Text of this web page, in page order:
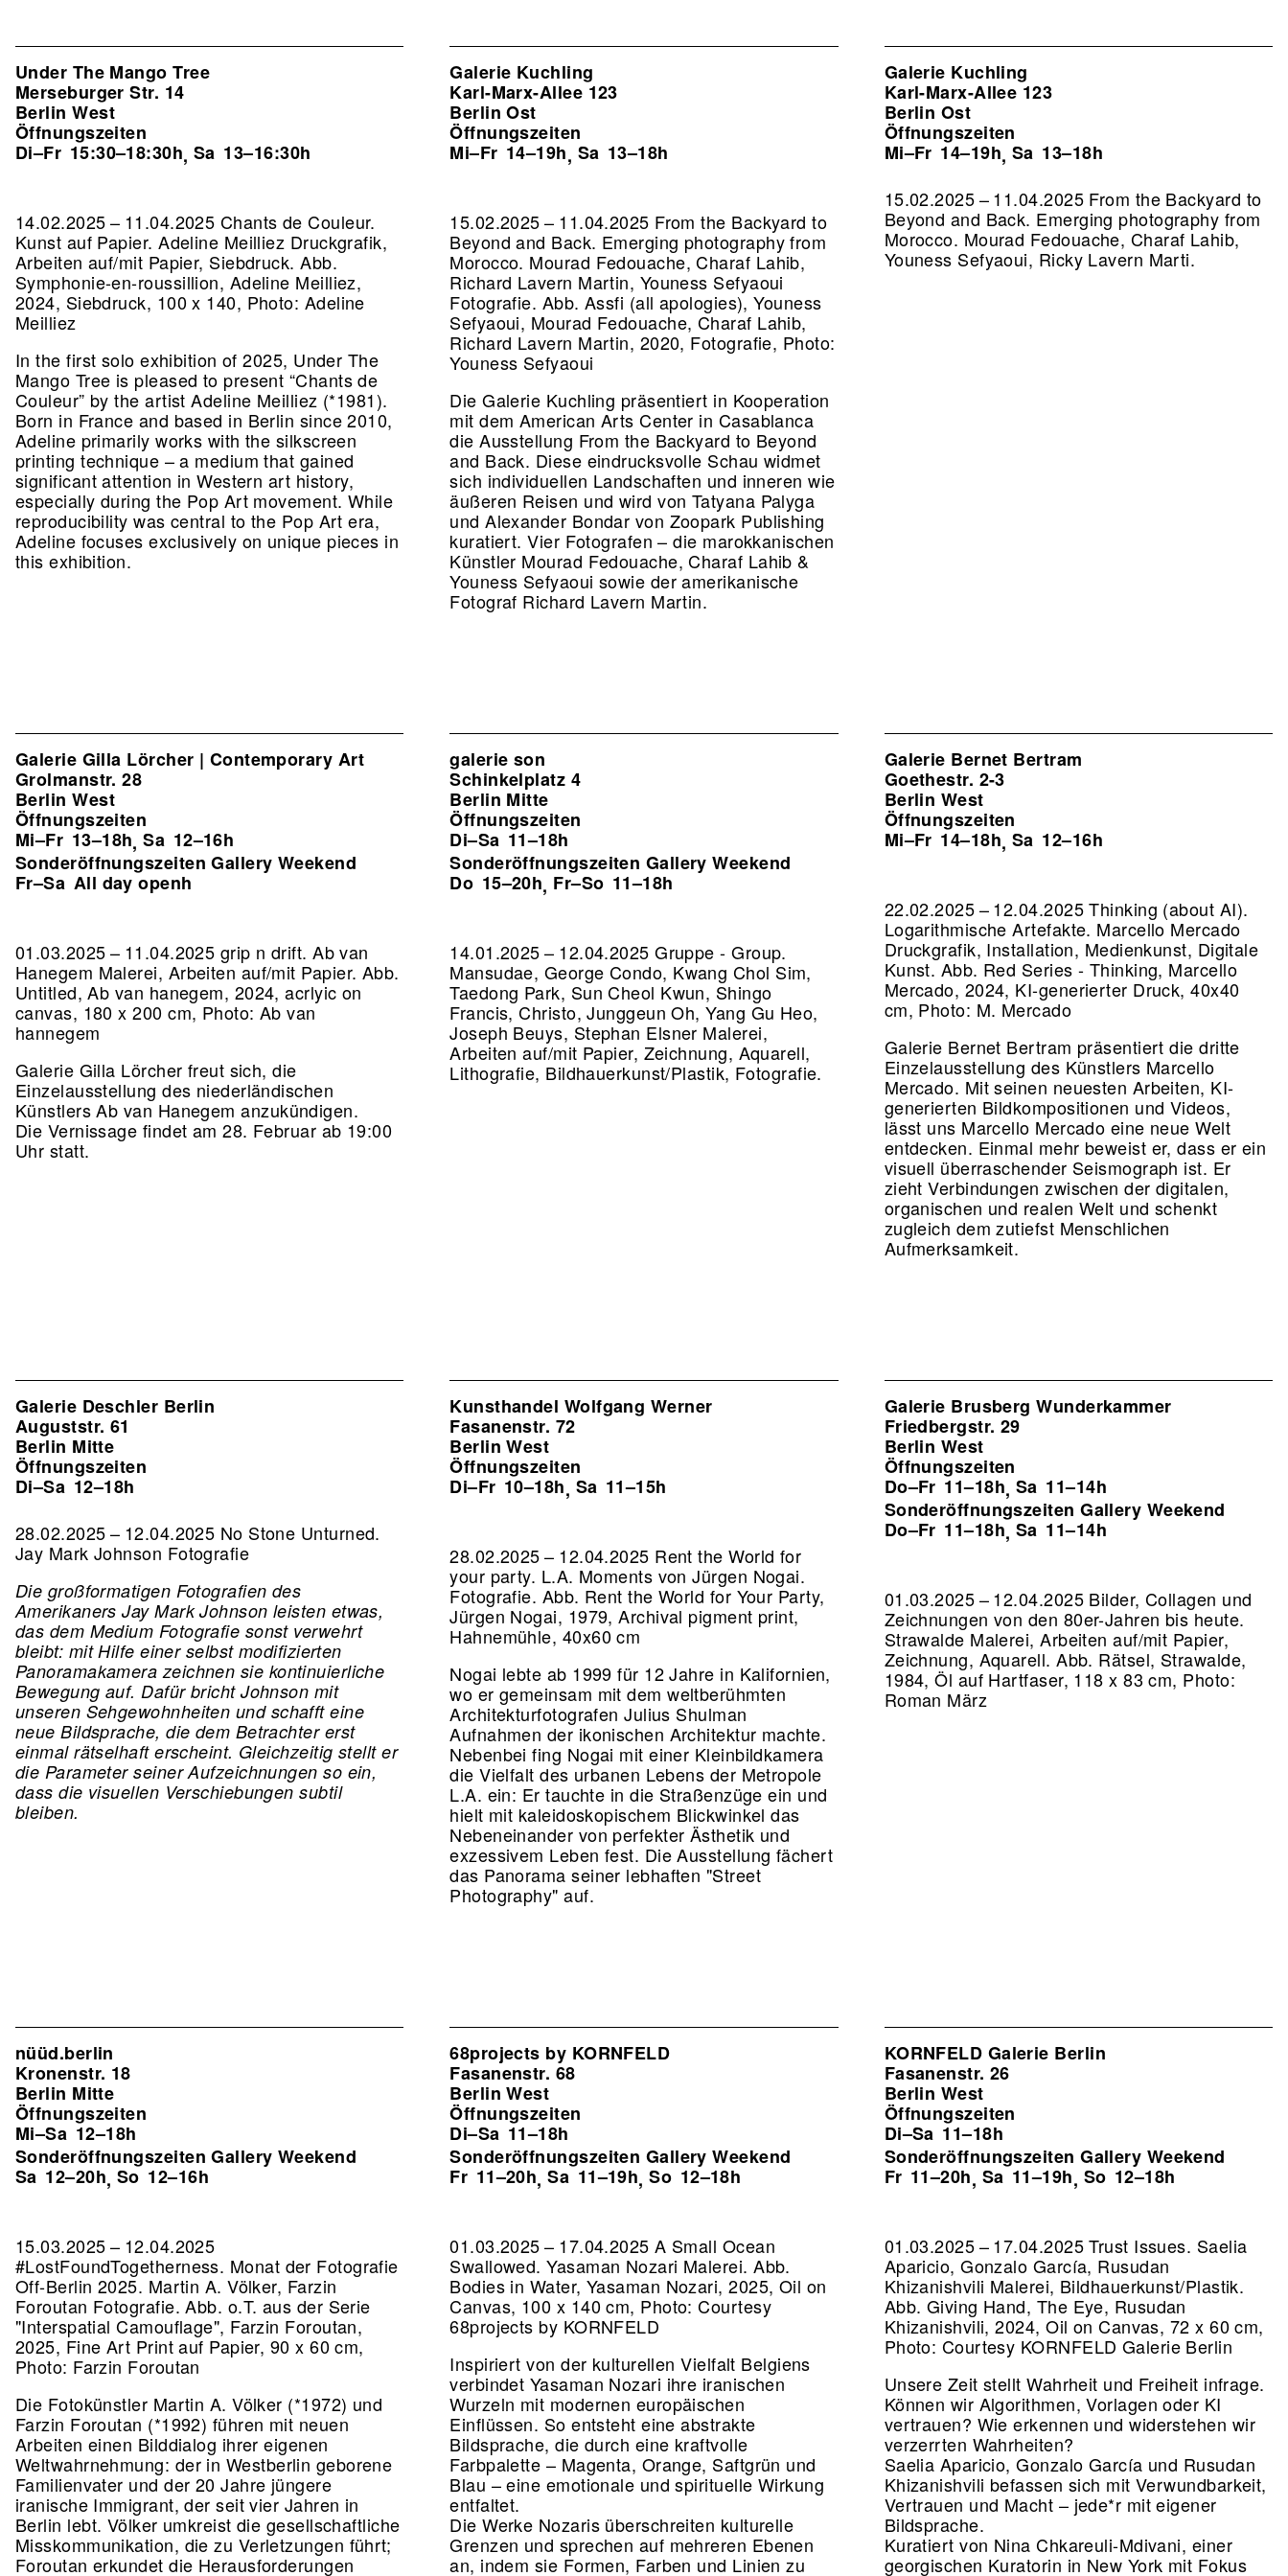
Under The Mango Tree
Merseburger Str. 14
Berlin West
Öffnungszeiten
Di–Fr 15:30–18:30h,Sa 13–16:30h
14.02.2025 – 11.04.2025 Chants de Couleur.
Kunst auf Papier. Adeline Meilliez Druckgrafik,
Arbeiten auf/mit Papier, Siebdruck.Abb.
Symphonie-en-roussillion, Adeline Meilliez,
2024, Siebdruck, 100 x 140, Photo: Adeline
Meilliez
In the first solo exhibition of 2025, Under The
Mango Tree is pleased to present “Chants de
Couleur” by the artist Adeline Meilliez (*1981).
Born in France and based in Berlin since 2010,
Adeline primarily works with the silkscreen
printing technique – a medium that gained
significant attention in Western art history,
especially during the Pop Art movement. While
reproducibility was central to the Pop Art era,
Adeline focuses exclusively on unique pieces in
this exhibition.
Galerie Kuchling
Karl-Marx-Allee 123
Berlin Ost
Öffnungszeiten
Mi–Fr 14–19h, Sa 13–18h
15.02.2025 – 11.04.2025 From the Backyard to
Beyond and Back. Emerging photography from
Morocco. Mourad Fedouache, Charaf Lahib,
Richard Lavern Martin, Youness Sefyaoui
Fotografie. Abb. Assfi (all apologies), Youness
Sefyaoui, Mourad Fedouache, Charaf Lahib,
Richard Lavern Martin, 2020, Fotografie, Photo:
Youness Sefyaoui
Die Galerie Kuchling präsentiert in Kooperation
mit dem American Arts Center in Casablanca
die Ausstellung From the Backyard to Beyond
and Back. Diese eindrucksvolle Schau widmet
sich individuellen Landschaften und inneren wie
äußeren Reisen und wird von Tatyana Palyga
und Alexander Bondar von Zoopark Publishing
kuratiert. Vier Fotografen – die marokkanischen
Künstler Mourad Fedouache, Charaf Lahib &
Youness Sefyaoui sowie der amerikanische
Fotograf Richard Lavern Martin.
Galerie Kuchling
Karl-Marx-Allee 123
Berlin Ost
Öffnungszeiten
Mi–Fr 14–19h, Sa 13–18h
15.02.2025 – 11.04.2025 From the Backyard to
Beyond and Back. Emerging photography from
Morocco. Mourad Fedouache, Charaf Lahib,
Youness Sefyaoui, Ricky Lavern Marti.
Galerie Gilla Lörcher | Contemporary Art
Grolmanstr. 28
Berlin West
Öffnungszeiten
Mi–Fr 13–18h,Sa 12–16h
Sonderöffnungszeiten Gallery Weekend
Fr–Sa All day openh
01.03.2025 – 11.04.2025 grip n drift. Ab van
Hanegem Malerei, Arbeiten auf/mit Papier. Abb.
Untitled, Ab van hanegem, 2024, acrlyic on
canvas, 180 x 200 cm, Photo: Ab van
hannegem
Galerie Gilla Lörcher freut sich, die
Einzelausstellung des niederländischen
Künstlers Ab van Hanegem anzukündigen.
Die Vernissage findet am 28. Februar ab 19:00
Uhr statt.
galerie son
Schinkelplatz 4
Berlin Mitte
Öffnungszeiten
Di–Sa 11–18h
Sonderöffnungszeiten Gallery Weekend
Do 15–20h, Fr–So 11–18h
14.01.2025 – 12.04.2025 Gruppe - Group.
Mansudae, George Condo, Kwang Chol Sim,
Taedong Park, Sun Cheol Kwun, Shingo
Francis, Christo, Junggeun Oh, Yang Gu Heo,
Joseph Beuys, Stephan Elsner Malerei,
Arbeiten auf/mit Papier, Zeichnung, Aquarell,
Lithografie, Bildhauerkunst/Plastik, Fotografie.
Galerie Bernet Bertram
Goethestr. 2-3
Berlin West
Öffnungszeiten
Mi–Fr 14–18h, Sa 12–16h
22.02.2025 – 12.04.2025 Thinking (about AI).
Logarithmische Artefakte. Marcello Mercado
Druckgrafik, Installation, Medienkunst, Digitale
Kunst.Abb. Red Series - Thinking, Marcello
Mercado, 2024, KI-generierter Druck, 40x40
cm, Photo: M. Mercado
Galerie Bernet Bertram präsentiert die dritte
Einzelausstellung des Künstlers Marcello
Mercado. Mit seinen neuesten Arbeiten, KI-
generierten Bildkompositionen und Videos,
lässt uns Marcello Mercado eine neue Welt
entdecken. Einmal mehr beweist er, dass er ein
visuell überraschender Seismograph ist. Er
zieht Verbindungen zwischen der digitalen,
organischen und realen Welt und schenkt
zugleich dem zutiefst Menschlichen
Aufmerksamkeit.
Galerie Deschler Berlin
Auguststr. 61
Berlin Mitte
Öffnungszeiten
Di–Sa 12–18h
28.02.2025 – 12.04.2025 No Stone Unturned.
Jay Mark Johnson Fotografie
Die großformatigen Fotografien des
Amerikaners Jay Mark Johnson leisten etwas,
das dem Medium Fotografie sonst verwehrt
bleibt: mit Hilfe einer selbst modifizierten
Panoramakamera zeichnen sie kontinuierliche
Bewegung auf. Dafür bricht Johnson mit
unseren Sehgewohnheiten und schafft eine
neue Bildsprache, die dem Betrachter erst
einmal rätselhaft erscheint. Gleichzeitig stellt er
die Parameter seiner Aufzeichnungen so ein,
dass die visuellen Verschiebungen subtil
bleiben.
Kunsthandel Wolfgang Werner
Fasanenstr. 72
Berlin West
Öffnungszeiten
Di–Fr 10–18h, Sa 11–15h
28.02.2025 – 12.04.2025 Rent the World for
your party. L.A. Moments von Jürgen Nogai.
Fotografie. Abb. Rent the World for Your Party,
Jürgen Nogai, 1979, Archival pigment print,
Hahnemühle, 40x60 cm
Nogai lebte ab 1999 für 12 Jahre in Kalifornien,
wo er gemeinsam mit dem weltberühmten
Architekturfotografen Julius Shulman
Aufnahmen der ikonischen Architektur machte.
Nebenbei fing Nogai mit einer Kleinbildkamera
die Vielfalt des urbanen Lebens der Metropole
L.A. ein: Er tauchte in die Straßenzüge ein und
hielt mit kaleidoskopischem Blickwinkel das
Nebeneinander von perfekter Ästhetik und
exzessivem Leben fest. Die Ausstellung fächert
das Panorama seiner lebhaften "Street
Photography" auf.
Galerie Brusberg Wunderkammer
Friedbergstr. 29
Berlin West
Öffnungszeiten
Do–Fr 11–18h, Sa 11–14h
Sonderöffnungszeiten Gallery Weekend
Do–Fr 11–18h, Sa 11–14h
01.03.2025 – 12.04.2025 Bilder, Collagen und
Zeichnungen von den 80er-Jahren bis heute.
Strawalde Malerei, Arbeiten auf/mit Papier,
Zeichnung, Aquarell.Abb. Rätsel, Strawalde,
1984, Öl auf Hartfaser, 118 x 83 cm, Photo:
Roman März
nüüd.berlin
Kronenstr. 18
Berlin Mitte
Öffnungszeiten
Mi–Sa 12–18h
Sonderöffnungszeiten Gallery Weekend
Sa 12–20h, So 12–16h
15.03.2025 – 12.04.2025
#LostFoundTogetherness. Monat der Fotografie
Off-Berlin 2025. Martin A. Völker, Farzin
Foroutan Fotografie.Abb. o.T. aus der Serie
"Interspatial Camouflage", Farzin Foroutan,
2025, Fine Art Print auf Papier, 90 x 60 cm,
Photo: Farzin Foroutan
Die Fotokünstler Martin A. Völker (*1972) und
Farzin Foroutan (*1992) führen mit neuen
Arbeiten einen Bilddialog ihrer eigenen
Weltwahrnehmung: der in Westberlin geborene
Familienvater und der 20 Jahre jüngere
iranische Immigrant, der seit vier Jahren in
Berlin lebt. Völker umkreist die gesellschaftliche
Misskommunikation, die zu Verletzungen führt;
Foroutan erkundet die Herausforderungen
68projects by KORNFELD
Fasanenstr. 68
Berlin West
Öffnungszeiten
Di–Sa 11–18h
Sonderöffnungszeiten Gallery Weekend
Fr 11–20h,Sa 11–19h,So 12–18h
01.03.2025 – 17.04.2025 A Small Ocean
Swallowed. Yasaman Nozari Malerei.Abb.
Bodies in Water, Yasaman Nozari, 2025, Oil on
Canvas, 100 x 140 cm, Photo: Courtesy
68projects by KORNFELD
Inspiriert von der kulturellen Vielfalt Belgiens
verbindet Yasaman Nozari ihre iranischen
Wurzeln mit modernen europäischen
Einflüssen. So entsteht eine abstrakte
Bildsprache, die durch eine kraftvolle
Farbpalette – Magenta, Orange, Saftgrün und
Blau – eine emotionale und spirituelle Wirkung
entfaltet.
Die Werke Nozaris überschreiten kulturelle
Grenzen und sprechen auf mehreren Ebenen
an, indem sie Formen, Farben und Linien zu
KORNFELD Galerie Berlin
Fasanenstr. 26
Berlin West
Öffnungszeiten
Di–Sa 11–18h
Sonderöffnungszeiten Gallery Weekend
Fr 11–20h, Sa 11–19h, So 12–18h
01.03.2025 – 17.04.2025 Trust Issues. Saelia
Aparicio, Gonzalo García, Rusudan
Khizanishvili Malerei, Bildhauerkunst/Plastik.
Abb. Giving Hand, The Eye, Rusudan
Khizanishvili, 2024, Oil on Canvas, 72 x 60 cm,
Photo: Courtesy KORNFELD Galerie Berlin
Unsere Zeit stellt Wahrheit und Freiheit infrage.
Können wir Algorithmen, Vorlagen oder KI
vertrauen? Wie erkennen und widerstehen wir
verzerrten Wahrheiten?
Saelia Aparicio, Gonzalo García und Rusudan
Khizanishvili befassen sich mit Verwundbarkeit,
Vertrauen und Macht – jede*r mit eigener
Bildsprache.
Kuratiert von Nina Chkareuli-Mdivani, einer
georgischen Kuratorin in New York mit Fokus